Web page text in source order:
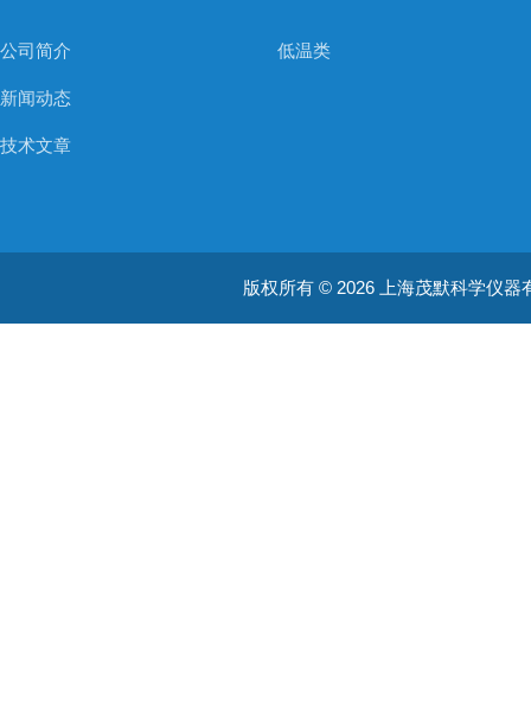
公司简介
新闻动态
技术文章
低温类
版权所有 © 2026 上海茂默科学仪